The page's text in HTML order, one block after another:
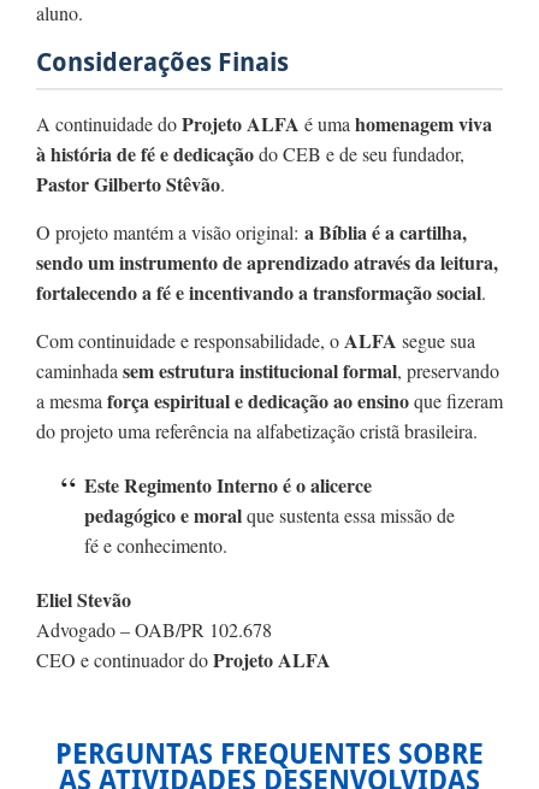
aluno.
Considerações Finais
A continuidade doProjeto ALFA é uma homenagem viva
à história de fé e dedicaçãodo CEB e de seu fundador,
Pastor Gilberto Stêvão.
O projeto mantém a visão original: a Bíblia é a cartilha,
sendo um instrumento de aprendizado através da leitura,
fortalecendo a fé e incentivando a transformação social.
Com continuidade e responsabilidade, oALFA segue sua
caminhada sem estrutura institucional formal, preservando
a mesma força espiritual e dedicação ao ensinoque fizeram
do projeto uma referência na alfabetização cristã brasileira.
Este Regimento Interno é o alicerce
pedagógico e moralque sustenta essa missão de
fé e conhecimento.
Eliel Stevão
Advogado – OAB/PR 102.678
CEO e continuador doProjeto ALFA
PERGUNTAS FREQUENTES SOBRE
AS ATIVIDADES DESENVOLVIDAS